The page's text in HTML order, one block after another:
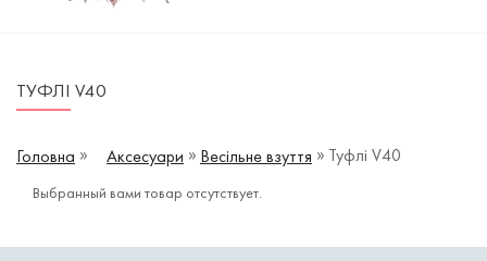
ТУФЛІ V40
Головна Аксесуари Весільне взуття Туфлі V40
Выбранный вами товар отсутствует.